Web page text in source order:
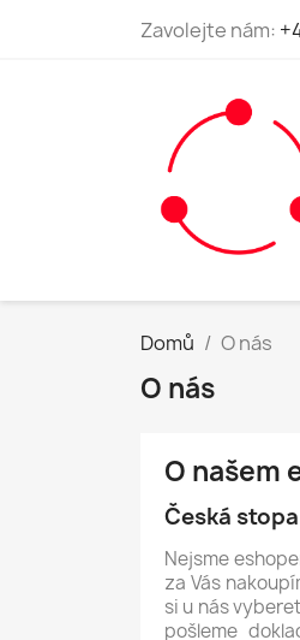
Zavolejte nám:
Domů O nás
O nás
O našem
Česká
Nejsme
za Vás
si u nás
pošleme